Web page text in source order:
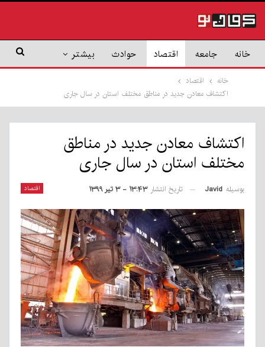
خانه جامعه اقتصاد حوادث بیشتر
خانه
اقتصاد
اکتشاف معادن جدید در مناطق مختلف استان در سال جاری
اکتشاف معادن جدید در مناطق
مختلف استان در سال جاری
اقتصاد بوسیله Javid تاریخ انتشار ۱۳:۴۳ - ۳ تیر ۱۳۹۹